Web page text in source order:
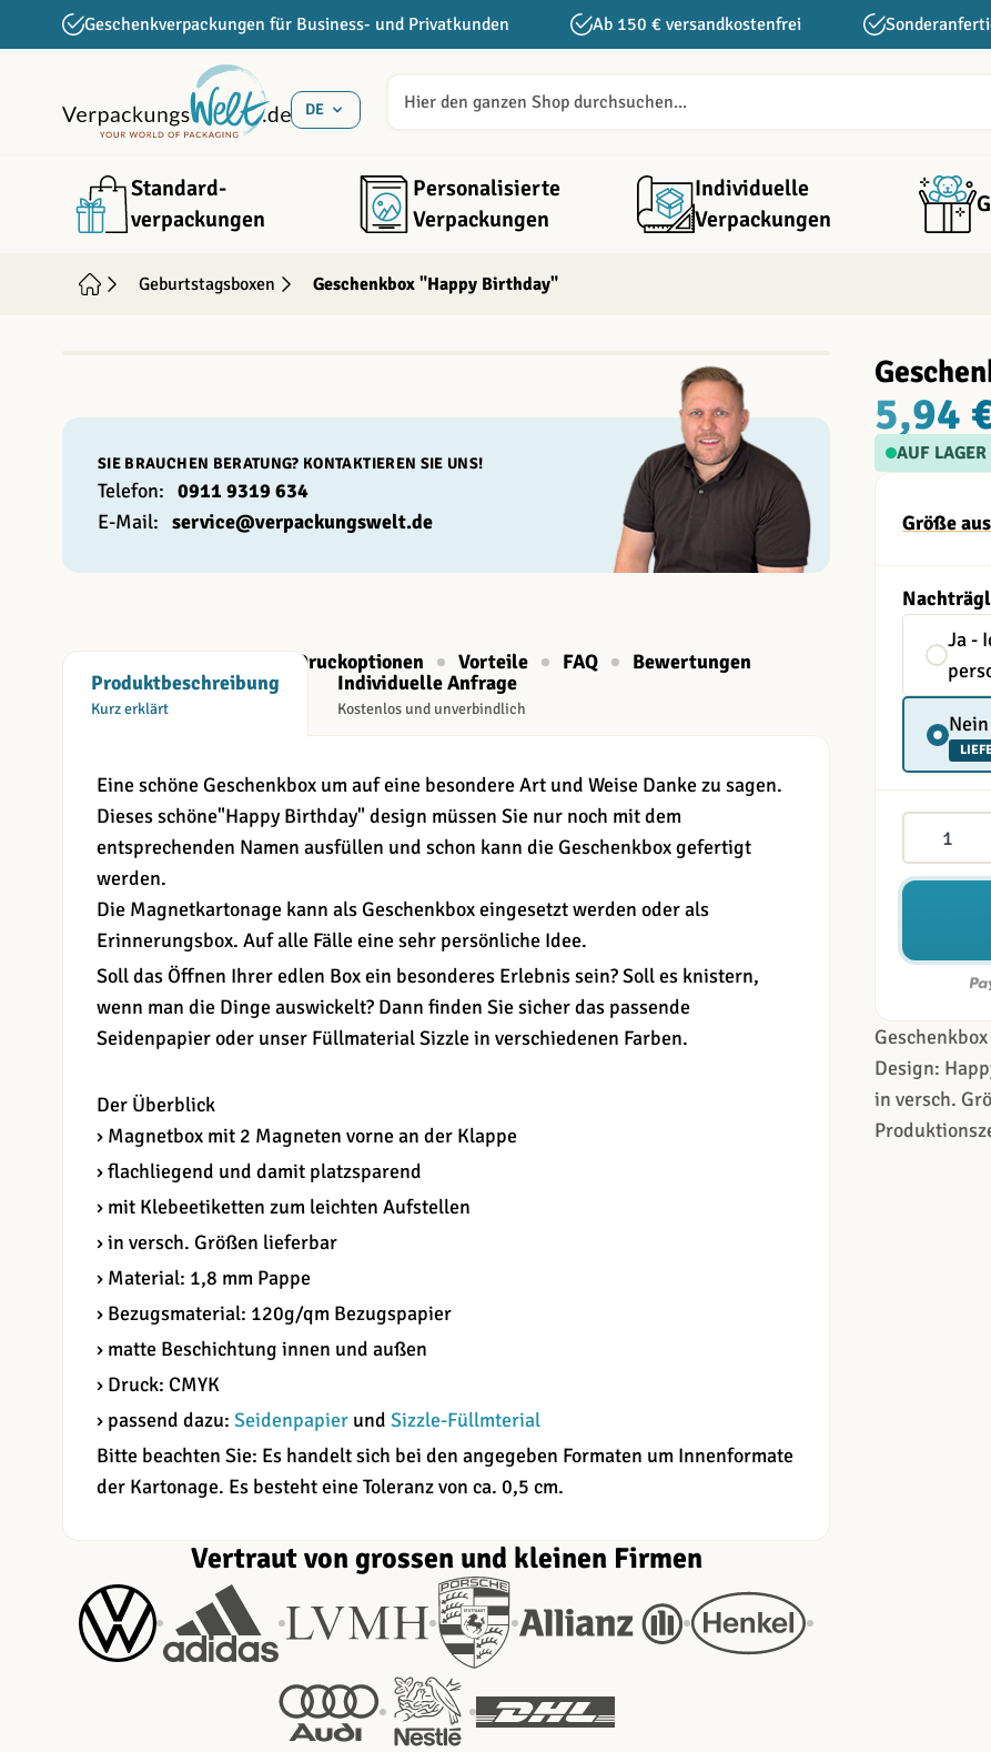
Direkt zum InhaltGeschenkverpackungen für Business- und Privatkunden Ab 150 € versandkostenfrei
DE
Standard­
verpackungen
Personalisierte
Verpackungen
Individuelle
Verpackungen
Geburtstagsboxen Geschenkbox "Happy Birthday"
SIE BRAUCHEN BERATUNG? KONTAKTIEREN SIE UNS!
Telefon: 0911 9319 634
E-Mail: service@verpackungswelt.de
Druckoptionen Vorteile FAQ
Bewertungen
Produktbeschreibung
Kurz erklärt
Individuelle Anfrage
Kostenlos und unverbindlich
Eine schöne Geschenkbox um auf eine besondere Art und Weise Danke zu sagen.
Dieses schöne"Happy Birthday" design müssen Sie nur noch mit dem
entsprechenden Namen ausfüllen und schon kann die Geschenkbox gefertigt
werden.
Die Magnetkartonage kann als Geschenkbox eingesetzt werden oder als
Erinnerungsbox. Auf alle Fälle eine sehr persönliche Idee.
Soll das Öffnen Ihrer edlen Box ein besonderes Erlebnis sein? Soll es knistern,
wenn man die Dinge auswickelt? Dann finden Sie sicher das passende
Seidenpapier oder unser Füllmaterial Sizzle in verschiedenen Farben.
Der Überblick
› Magnetbox mit 2 Magneten vorne an der Klappe
› flachliegend und damit platzsparend
› mit Klebeetiketten zum leichten Aufstellen
› in versch. Größen lieferbar
› Material: 1,8 mm Pappe
› Bezugsmaterial: 120g/qm Bezugspapier
› matte Beschichtung innen und außen
› Druck: CMYK
› passend dazu: Seidenpapier und Sizzle-Füllmterial
Bitte beachten Sie: Es handelt sich bei den angegeben Formaten um Innenformate
der Kartonage. Es besteht eine Toleranz von ca. 0,5 cm.
Vertraut von grossen und kleinen Firmen
5,94
AUF LAGER
Größe
Ja -
Nein
Menge
Design:
in versch.